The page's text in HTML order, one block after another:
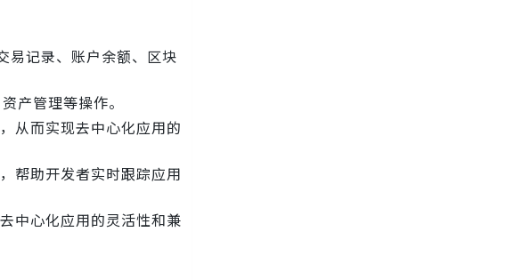
易记录、账户余额、区块
产管理等操作。
从而实现去中心化应用的
帮助开发者实时跟踪应用
中心化应用的灵活性和兼